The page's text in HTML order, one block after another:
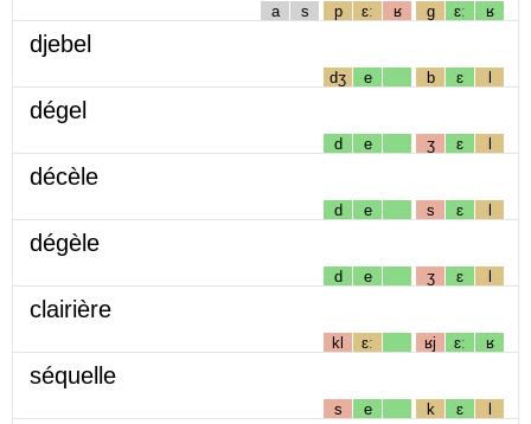
a s p ɛː ʁ g ɛː ʁ
djebel
dʒ e b ɛ l
dégel
d e ʒ ɛ l
décèle
d e s ɛ l
dégèle
d e ʒ ɛ l
clairière
kl ɛː ʁj ɛː ʁ
séquelle
s e k ɛ l